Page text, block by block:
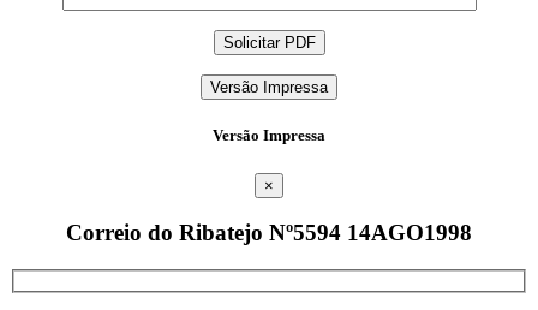
Versão Impressa
Versão Impressa
×
Correio do Ribatejo Nº5594 14AGO1998